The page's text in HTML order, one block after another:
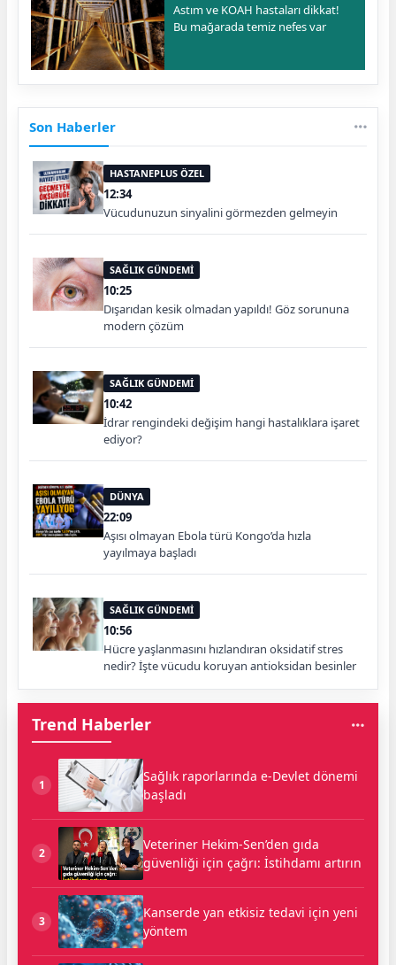
Astım ve KOAH hastaları dikkat!
Bu mağarada temiz nefes var
Son Haberler
HASTANEPLUS ÖZEL
12:34
Vücudunuzun sinyalini görmezden gelmeyin
SAĞLIK GÜNDEMİ
10:25
Dışarıdan kesik olmadan yapıldı! Göz sorununa
modern çözüm
SAĞLIK GÜNDEMİ
10:42
İdrar rengindeki değişim hangi hastalıklara işaret
ediyor?
DÜNYA
22:09
Aşısı olmayan Ebola türü Kongo’da hızla
yayılmaya başladı
SAĞLIK GÜNDEMİ
10:56
Hücre yaşlanmasını hızlandıran oksidatif stres
nedir? İşte vücudu koruyan antioksidan besinler
Trend Haberler
1
Sağlık raporlarında e-Devlet dönemi
başladı
2
Veteriner Hekim-Sen’den gıda
güvenliği için çağrı: İstihdamı artırın
3
Kanserde yan etkisiz tedavi için yeni
yöntem